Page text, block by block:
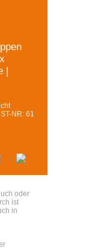
|
NR: 61
oder
ist
in